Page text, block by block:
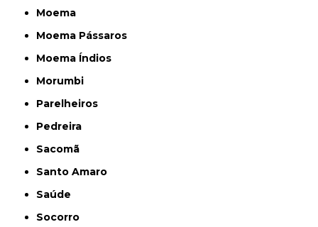
Moema
Moema Pássaros
Moema Índios
Morumbi
Parelheiros
Pedreira
Sacomã
Santo Amaro
Saúde
Socorro